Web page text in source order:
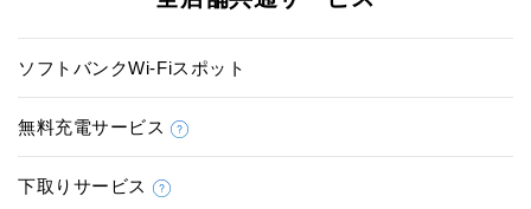
ソフトバンクWi-Fiスポット
無料充電サービス
下取りサービス